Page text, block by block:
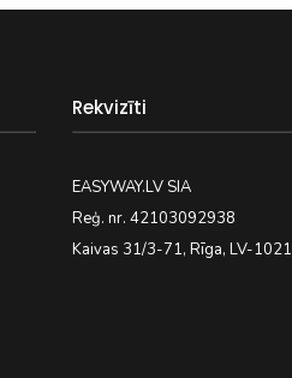
Rekvizīti
EASYWAY.LV SIA
Reģ. nr. 42103092938
Kaivas 31/3-71, Rīga, LV-1021